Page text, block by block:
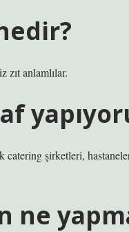
anlamlılar.
şirketleri,